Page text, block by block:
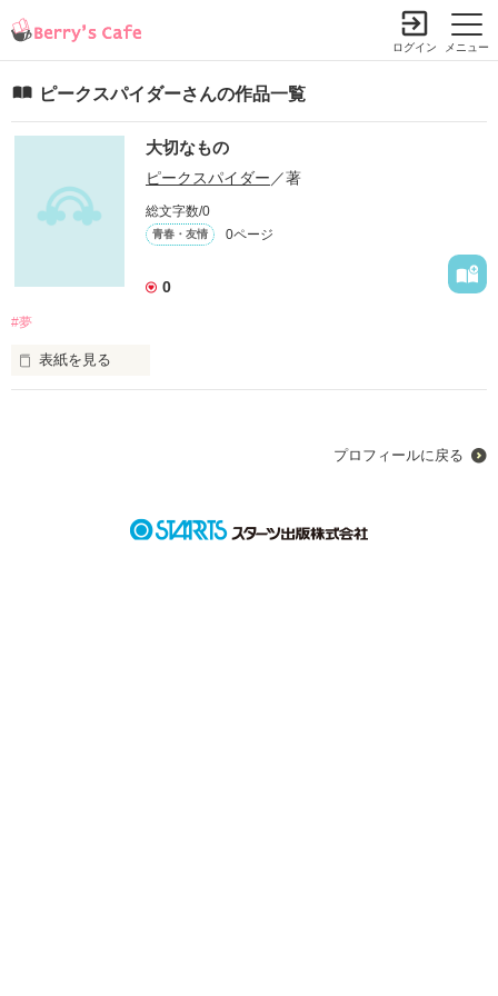
メニュー
ログイン
ピークスパイダーさんの作品一覧
大切なもの
ピークスパイダー ／著
総文字数/0
青春・友情 0ページ
0
#夢
表紙を見る
プロフィールに戻る